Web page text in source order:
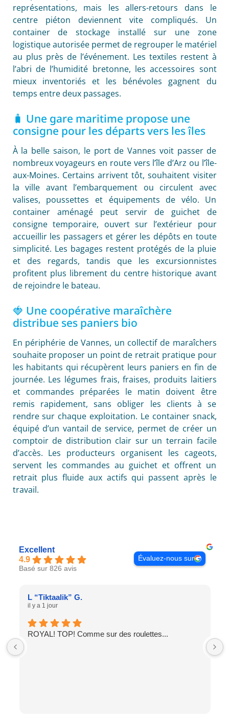
représentations, mais les allers-retours dans le
centre piéton deviennent vite compliqués. Un
container de stockage installé sur une zone
logistique autorisée permet de regrouper le matériel
au plus près de l’événement. Les textiles restent à
l’abri de l’humidité bretonne, les accessoires sont
mieux inventoriés et les bénévoles gagnent du
temps entre deux passages.
🧳 Une gare maritime propose une
consigne pour les départs vers les îles
À la belle saison, le port de Vannes voit passer de
nombreux voyageurs en route vers l’île d’Arz ou l’île-
aux-Moines. Certains arrivent tôt, souhaitent visiter
la ville avant l’embarquement ou circulent avec
valises, poussettes et équipements de vélo. Un
container aménagé peut servir de guichet de
consigne temporaire, ouvert sur l’extérieur pour
accueillir les passagers et gérer les dépôts en toute
simplicité. Les bagages restent protégés de la pluie
et des regards, tandis que les excursionnistes
profitent plus librement du centre historique avant
de rejoindre le bateau.
🍓 Une coopérative maraîchère
distribue ses paniers bio
En périphérie de Vannes, un collectif de maraîchers
souhaite proposer un point de retrait pratique pour
les habitants qui récupèrent leurs paniers en fin de
journée. Les légumes frais, fraises, produits laitiers
et commandes préparées le matin doivent être
remis rapidement, sans obliger les clients à se
rendre sur chaque exploitation. Le container snack,
équipé d’un vantail de service, permet de créer un
comptoir de distribution clair sur un terrain facile
d’accès. Les producteurs organisent les cageots,
servent les commandes au guichet et offrent un
retrait plus fluide aux actifs qui passent après le
travail.
Excellent
4.9
Basé sur 826 avis
Évaluez-nous sur
L “Tiktaalik” G.
il y a 1 jour
ROYAL! TOP! Comme sur des roulettes...